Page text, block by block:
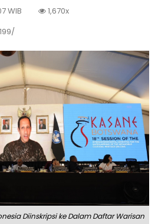
WIB
1,670x
Diinskripsi ke Dalam Daftar Warisan